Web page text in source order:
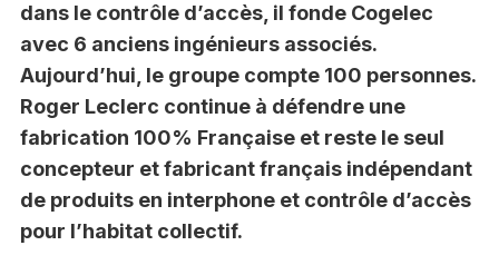
dans le contrôle d’accès, il fonde Cogelec
avec 6 anciens ingénieurs associés.
Aujourd’hui, le groupe compte 100 personnes.
Roger Leclerc continue à défendre une
fabrication 100% Française et reste le seul
concepteur et fabricant français indépendant
de produits en interphone et contrôle d’accès
pour l’habitat collectif.